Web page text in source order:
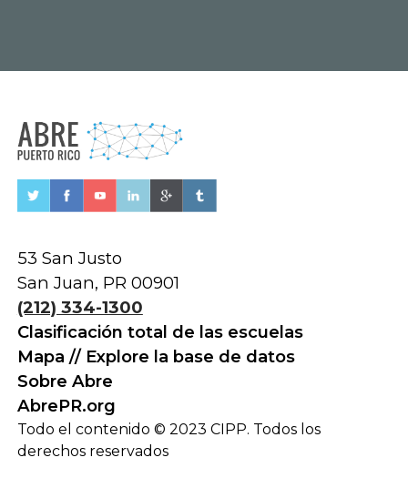
53 San Justo
San Juan, PR 00901
(212) 334-1300
Clasificación total de las escuelas
Mapa // Explore la base de datos
Sobre Abre
AbrePR.org
Todo el contenido © 2023 CIPP. Todos los
derechos reservados